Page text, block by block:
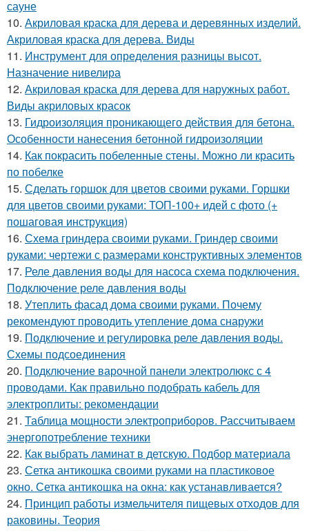
сауне
10. Акриловая краска для дерева и деревянных изделий.
Акриловая краска для дерева. Виды
11. Инструмент для определения разницы высот.
Назначение нивелира
12. Акриловая краска для дерева для наружных работ.
Виды акриловых красок
13. Гидроизоляция проникающего действия для бетона.
Особенности нанесения бетонной гидроизоляции
14. Как покрасить побеленные стены. Можно ли красить
по побелке
15. Сделать горшок для цветов своими руками. Горшки
для цветов своими руками: ТОП-100+ идей с фото (+
пошаговая инструкция)
16. Схема гриндера своими руками. Гриндер своими
руками: чертежи с размерами конструктивных элементов
17. Реле давления воды для насоса схема подключения.
Подключение реле давления воды
18. Утеплить фасад дома своими руками. Почему
рекомендуют проводить утепление дома снаружи
19. Подключение и регулировка реле давления воды.
Схемы подсоединения
20. Подключение варочной панели электролюкс с 4
проводами. Как правильно подобрать кабель для
электроплиты: рекомендации
21. Таблица мощности электроприборов. Рассчитываем
энергопотребление техники
22. Как выбрать ламинат в детскую. Подбор материала
23. Сетка антикошка своими руками на пластиковое
окно. Сетка антикошка на окна: как устанавливается?
24. Принцип работы измельчителя пищевых отходов для
раковины. Теория